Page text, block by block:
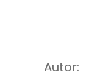
Autor: